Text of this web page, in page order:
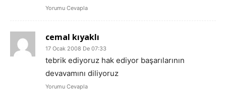
Yorumu Cevapla
cemal kıyaklı
17 Ocak 2008 De 07:33
tebrik ediyoruz hak ediyor başarılarının
devavamını diliyoruz
Yorumu Cevapla